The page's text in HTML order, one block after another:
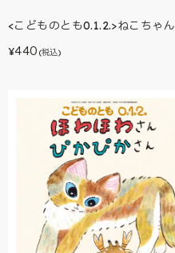
<こどものとも0.1.2.>ねこちゃん
¥440 (税込)